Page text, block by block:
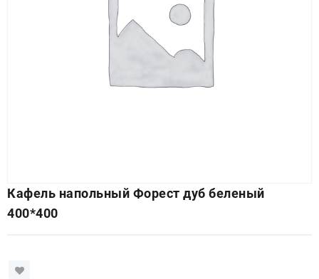
Кафель напольный Форест дуб беленый
400*400